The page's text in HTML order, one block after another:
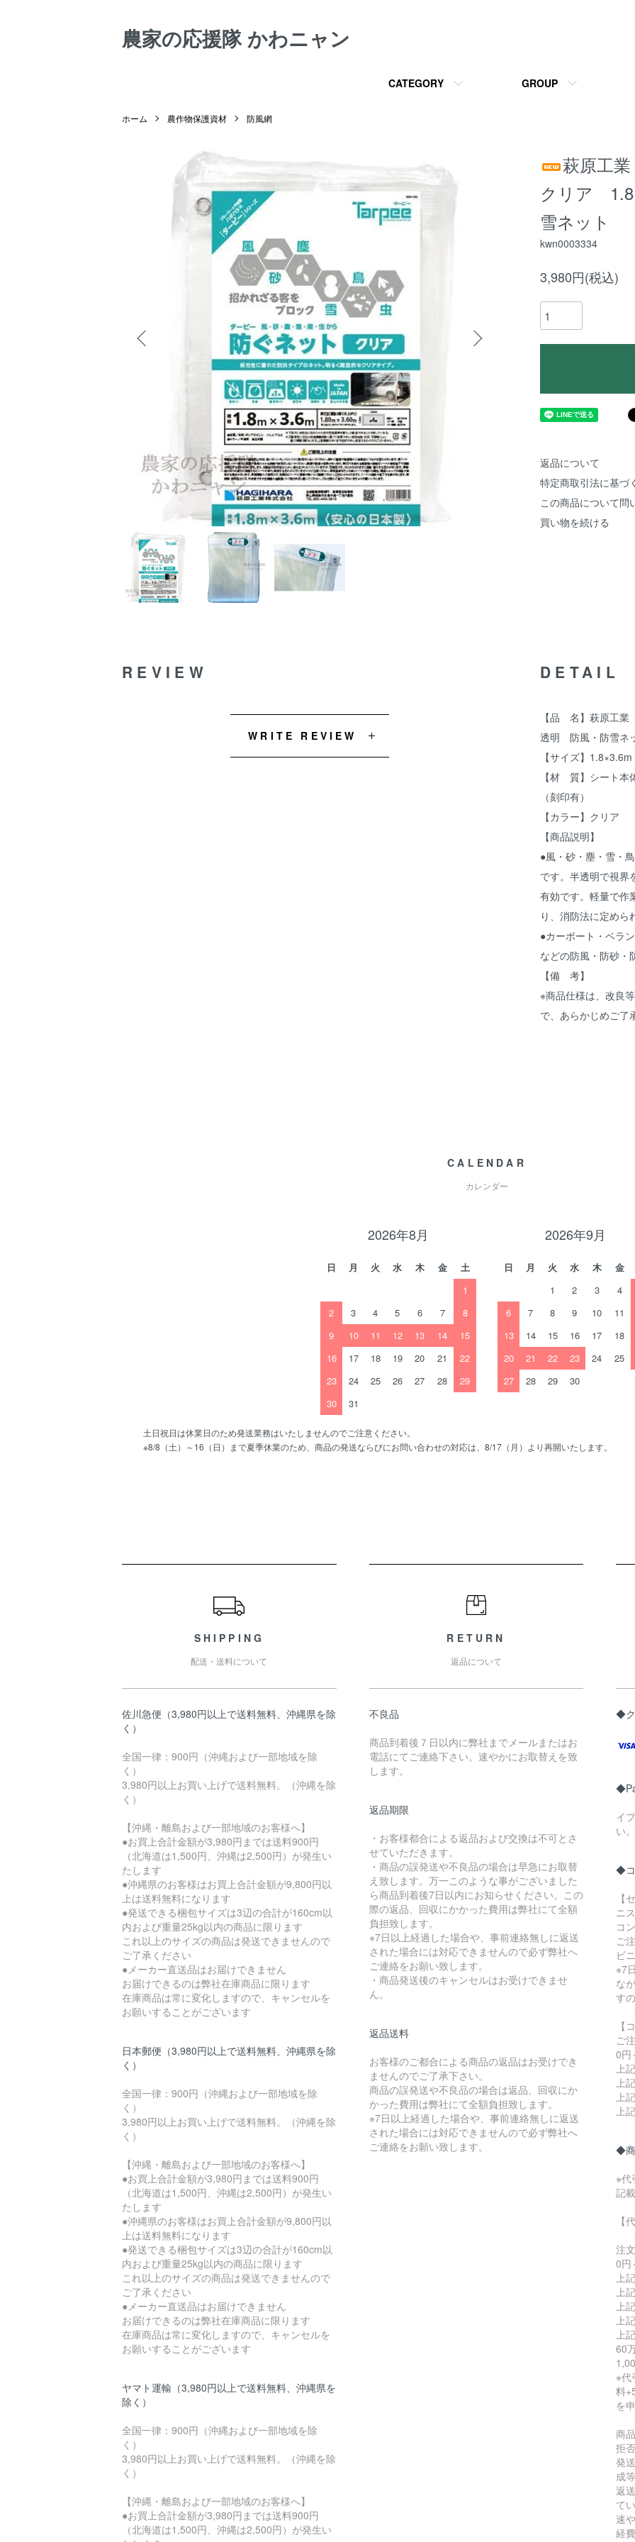
農家の応援隊 かわニャン
CATEGORY GROUP
ホーム 農作物保護資材 防風網
萩原工
クリア
雪ネット
kwn0003334
3,980円(税込)
返品について
特定商取引法に基づ
この商品について問
買い物を続ける
DETAIL
【品 名】萩原工
透明 防風・防雪ネ
【サイズ】1.8×3.6m
【材 質】シート本
（刻印有）
【カラー】クリア
【商品説明】
●風・砂・塵・雪・
です。半透明で視界
有効です。軽量で作
り、消防法に定めら
●カーポート・ベラ
などの防風・防砂・
【備 考】
※商品仕様は、改良
で、あらかじめご了
REVIEW
WRITE REVIEW
CALENDAR
カレンダー
2026年8月
日 月 火 水 木 金
土
1
2
3 4 5 6 7
8
9
10 11 12 13 14
15
16
17 18 19 20 21
22
23
24 25 26 27 28
29
30
31
2026年9月
日 月 火 水 木 金
1
2 3 4
6
7 8 9 10 11
13
14 15 16 17 18
20
21 22 23 24 25
27
28 29 30
土日祝日は休業日のため発送業務はいたしませんのでご注意ください。
※8/8（土）～16（日）まで夏季休業のため、商品の発送ならびにお問い合わせの対応は、8/17（月）より再開いたします。
SHIPPING
配送・送料について
佐川急便（3,980円以上で送料無料、沖縄県を除
く）
全国一律：900円（沖縄および一部地域を除
く）
3,980円以上お買い上げで送料無料。（沖縄を除
く）
【沖縄・離島および一部地域のお客様へ】
●お買上合計金額が3,980円までは送料900円
（北海道は1,500円、沖縄は2,500円）が発生い
たします
●沖縄県のお客様はお買上合計金額が9,800円以
上は送料無料になります
●発送できる梱包サイズは3辺の合計が160cm以
内および重量25kg以内の商品に限ります
これ以上のサイズの商品は発送できませんので
ご了承ください
●メーカー直送品はお届けできません
お届けできるのは弊社在庫商品に限ります
在庫商品は常に変化しますので、キャンセルを
お願いすることがございます
日本郵便（3,980円以上で送料無料、沖縄県を除
く）
全国一律：900円（沖縄および一部地域を除
く）
3,980円以上お買い上げで送料無料。（沖縄を除
く）
【沖縄・離島および一部地域のお客様へ】
●お買上合計金額が3,980円までは送料900円
（北海道は1,500円、沖縄は2,500円）が発生い
たします
●沖縄県のお客様はお買上合計金額が9,800円以
上は送料無料になります
●発送できる梱包サイズは3辺の合計が160cm以
内および重量25kg以内の商品に限ります
これ以上のサイズの商品は発送できませんので
ご了承ください
●メーカー直送品はお届けできません
お届けできるのは弊社在庫商品に限ります
在庫商品は常に変化しますので、キャンセルを
お願いすることがございます
ヤマト運輸（3,980円以上で送料無料、沖縄県を
除く）
全国一律：900円（沖縄および一部地域を除
く）
3,980円以上お買い上げで送料無料。（沖縄を除
く）
【沖縄・離島および一部地域のお客様へ】
●お買上合計金額が3,980円までは送料900円
（北海道は1,500円、沖縄は2,500円）が発生い
RETURN
返品について
不良品
商品到着後７日以内に弊社までメールまたはお
電話にてご連絡下さい。速やかにお取替えを致
します。
返品期限
・お客様都合による返品および交換は不可とさ
せていただきます。
・商品の誤発送や不良品の場合は早急にお取替
え致します。万一このような事がございました
ら商品到着後7日以内にお知らせください。この
際の返品、回収にかかった費用は弊社にて全額
負担致します。
※7日以上経過した場合や、事前連絡無しに返送
された場合には対応できませんので必ず弊社へ
ご連絡をお願い致します。
・商品発送後のキャンセルはお受けできませ
ん。
返品送料
お客様のご都合による商品の返品はお受けでき
ませんのでご了承下さい。
商品の誤発送や不良品の場合は返品、回収にか
かった費用は弊社にて全額負担致します。
※7日以上経過した場合や、事前連絡無しに返送
された場合には対応できませんので必ず弊社へ
ご連絡をお願い致します。
◆ク
イ
い。
◆コ
【
ニ
コ
ご
ビ
※7
な
す
【
ご
0円
上
上
上
上
◆商
※代
記載
【
注
0円
上
上
上
上
上
60
※代
料
を
商
拒
発
成
返
て
速
経